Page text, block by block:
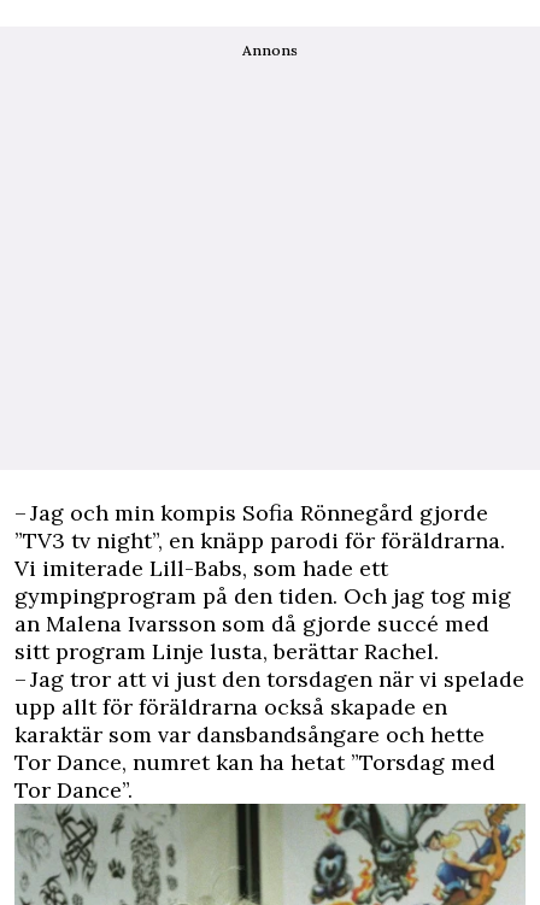
Annons
– Jag och min kompis Sofia Rönnegård gjorde
”TV3 tv night”, en knäpp parodi för föräldrarna.
Vi imiterade Lill-Babs, som hade ett
gympingprogram på den tiden. Och jag tog mig
an Malena Ivarsson som då gjorde succé med
sitt program Linje lusta, berättar Rachel.
– Jag tror att vi just den torsdagen när vi spelade
upp allt för föräldrarna också skapade en
karaktär som var dansbandsångare och hette
Tor Dance, numret kan ha hetat ”Torsdag med
Tor Dance”.